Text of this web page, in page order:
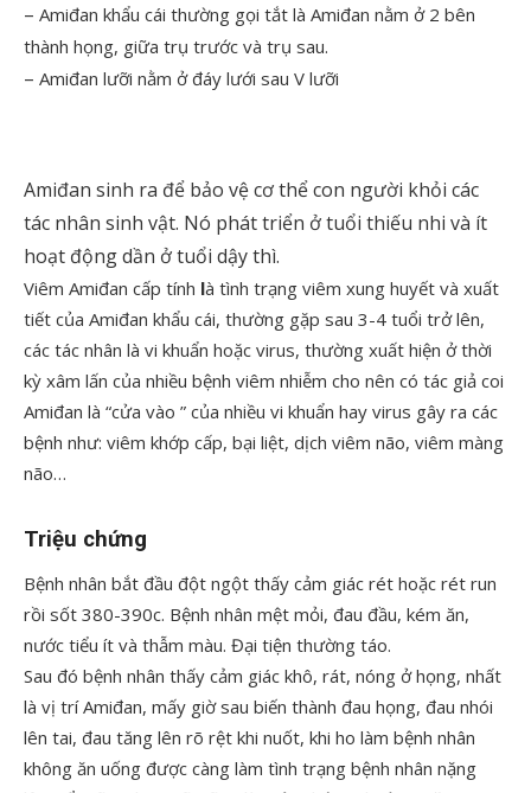
– Amiđan khẩu cái thường gọi tắt là Amiđan nằm ở 2 bên
thành họng, giữa trụ trước và trụ sau.
– Amiđan lưỡi nằm ở đáy lưới sau V lưỡi
Amiđan sinh ra để bảo vệ cơ thể con người khỏi các
tác nhân sinh vật. Nó phát triển ở tuổi thiếu nhi và ít
hoạt động dần ở tuổi dậy thì.
Viêm Amiđan cấp tính là tình trạng viêm xung huyết và xuất
tiết của Amiđan khẩu cái, thường gặp sau 3-4 tuổi trở lên,
các tác nhân là vi khuẩn hoặc virus, thường xuất hiện ở thời
kỳ xâm lấn của nhiều bệnh viêm nhiễm cho nên có tác giả coi
Amiđan là “cửa vào ” của nhiều vi khuẩn hay virus gây ra các
bệnh như: viêm khớp cấp, bại liệt, dịch viêm não, viêm màng
não…
Triệu chứng
Bệnh nhân bắt đầu đột ngột thấy cảm giác rét hoặc rét run
rồi sốt 380-390c. Bệnh nhân mệt mỏi, đau đầu, kém ăn,
nước tiểu ít và thẫm màu. Đại tiện thường táo.
Sau đó bệnh nhân thấy cảm giác khô, rát, nóng ở họng, nhất
là vị trí Amiđan, mấy giờ sau biến thành đau họng, đau nhói
lên tai, đau tăng lên rõ rệt khi nuốt, khi ho làm bệnh nhân
không ăn uống được càng làm tình trạng bệnh nhân nặng